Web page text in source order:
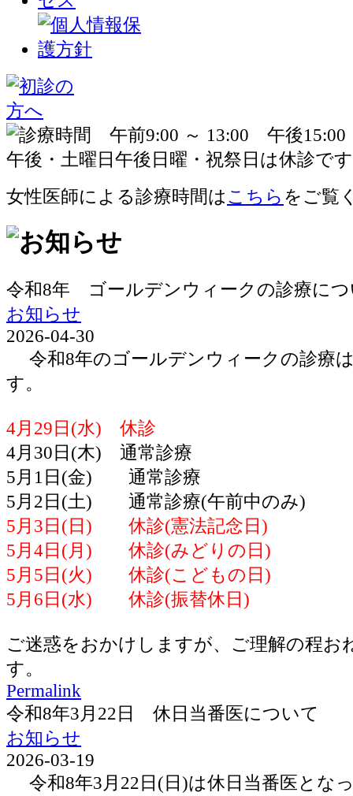
女性医師による診療時間は こちら をご覧
令和8年 ゴールデンウィークの診療に
お知らせ
2026-04-30
令和8年のゴールデンウィークの診療
す。
4月29日(水) 休診
4月30日(木) 通常診療
5月1日(金) 通常診療
5月2日(土) 通常診療(午前中のみ)
5月3日(日) 休診(憲法記念日)
5月4日(月) 休診(みどりの日)
5月5日(火) 休診(こどもの日)
5月6日(水) 休診(振替休日)
ご迷惑をおかけしますが、ご理解の程お
す。
Permalink
令和8年3月22日 休日当番医について
お知らせ
2026-03-19
令和8年3月22日(日)は休日当番医とな